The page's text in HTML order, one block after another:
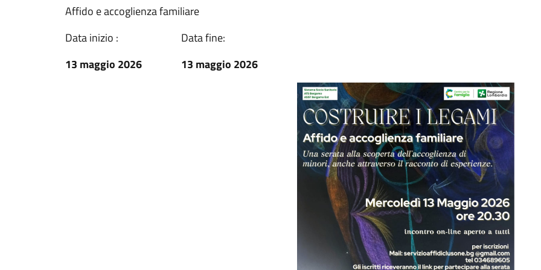
Affido e accoglienza familiare
Data inizio :
13 maggio 2026
Data fine:
13 maggio 2026